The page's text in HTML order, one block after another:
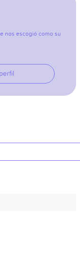
nos escogió como su